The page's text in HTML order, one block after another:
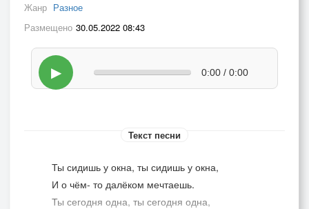
Жанр Разное
Размещено 30.05.2022 08:43
▶ 0:00 / 0:00
Текст песни
Ты сидишь у окна, ты сидишь у окна,
И о чём- то далёком мечтаешь.
Ты сегодня одна, ты сегодня одна,